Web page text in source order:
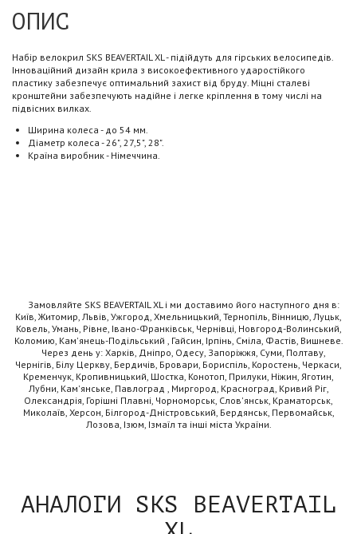
ОПИС
Набір велокрил SKS BEAVERTAIL XL - підійдуть для гірських велосипедів.
Інноваційний дизайн крила з високоефективного ударостійкого
пластику забезпечує оптимальний захист від бруду. Міцні сталеві
кронштейни забезпечують надійне і легке кріплення в тому числі на
підвісних вилках.
Ширина колеса - до 54 мм.
Діаметр колеса - 26", 27,5", 28".
Країна виробник - Німеччина.
Замовляйте SKS BEAVERTAIL XL і ми доставимо його наступного дня в:
Київ, Житомир, Львів, Ужгород, Хмельницький, Тернопіль, Вінницю, Луцьк,
Ковель, Умань, Рівне, Івано-Франківськ, Чернівці, Новгород-Волинський,
Коломию, Кам'янець-Подільський , Гайсин, Ірпінь, Сміла, Фастів, Вишневе.
Через день у: Харків, Дніпро, Одесу, Запоріжжя, Суми, Полтаву,
Чернігів, Білу Церкву, Бердичів, Бровари, Бориспіль, Коростень, Черкаси,
Кременчук, Кропивницький, Шостка, Конотоп, Прилуки, Ніжин, Яготин,
Лубни, Кам'янське, Павлоград , Миргород, Красноград, Кривий Ріг,
Олександрія, Горішні Плавні, Чорноморськ, Слов'янськ, Краматорськ,
Миколаїв, Херсон, Білгород-Дністровський, Бердянськ, Первомайськ,
Лозова, Ізюм, Ізмаїл та інші міста України.
АНАЛОГИ SKS BEAVERTAIL